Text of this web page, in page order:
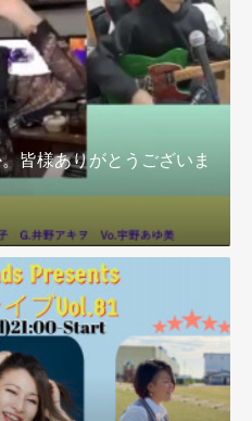
皆様ありがとうございま